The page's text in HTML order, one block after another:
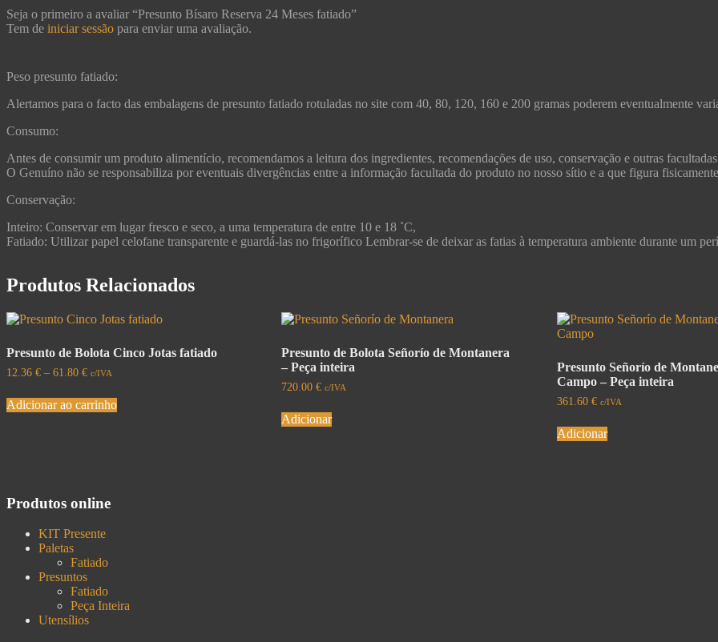
Seja o primeiro a avaliar “Presunto Bísaro Reserva 24 Meses fatiado”
Tem de iniciar sessão para enviar uma avaliação.
Peso presunto fatiado:
Alertamos para o facto das embalagens de presunto fatiado rotuladas no site com 40, 80, 120, 160 e 200 gramas poderem eventualmente
Consumo:
Antes de consumir um produto alimentício, recomendamos a leitura dos ingredientes, recomendações de uso, conservação e outras
O Genuíno não se responsabiliza por eventuais divergências entre a informação facultada do produto no nosso sítio e a que figura
Conservação:
Inteiro: Conservar em lugar fresco e seco, a uma temperatura de entre 10 e 18 ˚C,
Fatiado: Utilizar papel celofane transparente e guardá-las no frigorífico Lembrar-se de deixar as fatias à temperatura ambiente durante um
Produtos Relacionados
Presunto de Bolota Cinco Jotas fatiado
12.36 € – 61.80 € c/IVA
Adicionar ao carrinho
Presunto de Bolota Señorío de Montanera
– Peça inteira
720.00€ c/IVA
Adicionar
Presunto Señorío de
Campo – Peça inteira
361.60 € c/IVA
Adicionar
Produtos online
KIT Presente
Paletas
Fatiado
Presuntos
Fatiado
Peça Inteira
Utensílios